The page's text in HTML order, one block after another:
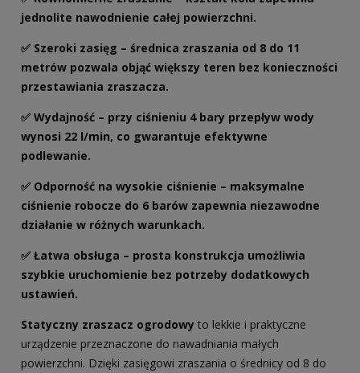
jednolite nawodnienie całej powierzchni.
✅ Szeroki zasięg – średnica zraszania od 8 do 11
metrów pozwala objąć większy teren bez konieczności
przestawiania zraszacza.
✅ Wydajność – przy ciśnieniu 4 bary przepływ wody
wynosi 22 l/min, co gwarantuje efektywne
podlewanie.
✅ Odporność na wysokie ciśnienie – maksymalne
ciśnienie robocze do 6 barów zapewnia niezawodne
działanie w różnych warunkach.
✅ Łatwa obsługa – prosta konstrukcja umożliwia
szybkie uruchomienie bez potrzeby dodatkowych
ustawień.
Statyczny zraszacz ogrodowy to lekkie i praktyczne
urządzenie przeznaczone do nawadniania małych
powierzchni. Dzięki zasięgowi zraszania o średnicy od 8 do